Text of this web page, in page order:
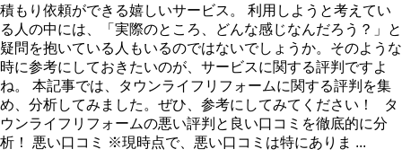
積もり依頼ができる嬉しいサービス。 利用しようと考えてい
る人の中には、「実際のところ、どんな感じなんだろう？」と
疑問を抱いている人もいるのではないでしょうか。そのような
時に参考にしておきたいのが、サービスに関する評判ですよ
ね。 本記事では、タウンライフリフォームに関する評判を集
め、分析してみました。ぜひ、参考にしてみてください！ タ
ウンライフリフォームの悪い評判と良い口コミを徹底的に分
析！ 悪い口コミ ※現時点で、悪い口コミは特にありま ...